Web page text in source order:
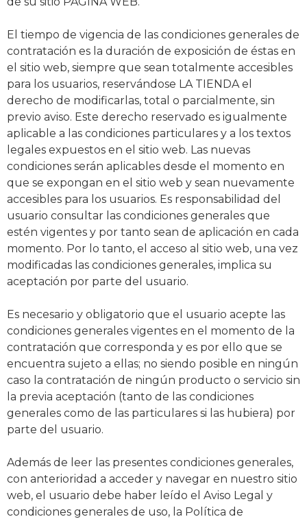
El tiempo de vigencia de las condiciones generales de
contratación es la duración de exposición de éstas en
el sitio web, siempre que sean totalmente accesibles
para los usuarios, reservándose LA TIENDA el
derecho de modificarlas, total o parcialmente, sin
previo aviso. Este derecho reservado es igualmente
aplicable a las condiciones particulares y a los textos
legales expuestos en el sitio web. Las nuevas
condiciones serán aplicables desde el momento en
que se expongan en el sitio web y sean nuevamente
accesibles para los usuarios. Es responsabilidad del
usuario consultar las condiciones generales que
estén vigentes y por tanto sean de aplicación en cada
momento. Por lo tanto, el acceso al sitio web, una vez
modificadas las condiciones generales, implica su
aceptación por parte del usuario.
Es necesario y obligatorio que el usuario acepte las
condiciones generales vigentes en el momento de la
contratación que corresponda y es por ello que se
encuentra sujeto a ellas; no siendo posible en ningún
caso la contratación de ningún producto o servicio sin
la previa aceptación (tanto de las condiciones
generales como de las particulares si las hubiera) por
parte del usuario.
Además de leer las presentes condiciones generales,
con anterioridad a acceder y navegar en nuestro sitio
web, el usuario debe haber leído el Aviso Legal y
condiciones generales de uso, la Política de